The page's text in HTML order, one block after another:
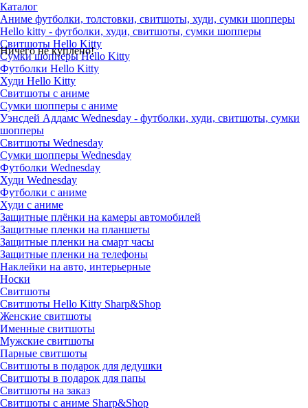
Ничего не куплено!
Каталог
Аниме футболки, толстовки, свитшоты, худи, сумки шопперы
Hello kitty - футболки, худи, свитшоты, сумки шопперы
Свитшоты Hello Kitty
Сумки шопперы Hello Kitty
Футболки Hello Kitty
Худи Hello Kitty
Свитшоты с аниме
Сумки шопперы с аниме
Уэнсдей Аддамс Wednesday - футболки, худи, свитшоты, сумки
шопперы
Свитшоты Wednesday
Сумки шопперы Wednesday
Футболки Wednesday
Худи Wednesday
Футболки с аниме
Худи с аниме
Защитные плёнки на камеры автомобилей
Защитные пленки на планшеты
Защитные пленки на смарт часы
Защитные пленки на телефоны
Наклейки на авто, интерьерные
Носки
Свитшоты
Cвитшоты Hello Kitty Sharp&Shop
Женские свитшоты
Именные свитшоты
Мужские свитшоты
Парные свитшоты
Свитшоты в подарок для дедушки
Свитшоты в подарок для папы
Свитшоты на заказ
Свитшоты с аниме Sharp&Shop